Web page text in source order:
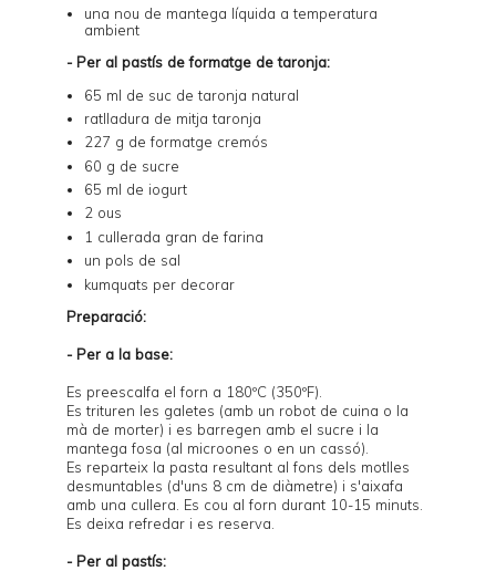
una nou de mantega líquida a temperatura
ambient
- Per al pastís de formatge de taronja:
65 ml de suc de taronja natural
ratlladura de mitja taronja
227 g de formatge cremós
60 g de sucre
65 ml de iogurt
2 ous
1 cullerada gran de farina
un pols de sal
kumquats per decorar
Preparació:
- Per a la base:
Es preescalfa el forn a 180ºC (350ºF).
Es trituren les galetes (amb un robot de cuina o la
mà de morter) i es barregen amb el sucre i la
mantega fosa (al microones o en un cassó).
Es reparteix la pasta resultant al fons dels motlles
desmuntables (d'uns 8 cm de diàmetre) i s'aixafa
amb una cullera. Es cou al forn durant 10-15 minuts.
Es deixa refredar i es reserva.
- Per al pastís: